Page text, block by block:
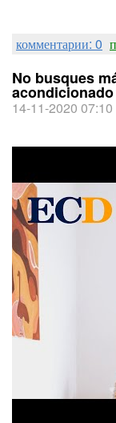
комментарии: 0
No busques
14-11-2020 07:10